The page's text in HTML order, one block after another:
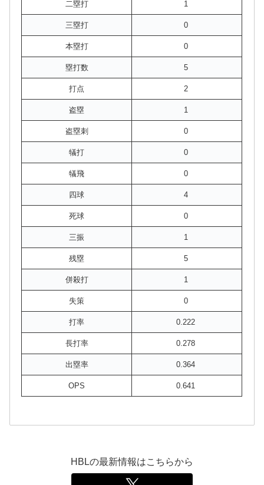
二塁打 1
三塁打 0
本塁打 0
塁打数 5
打点 2
盗塁 1
盗塁刺 0
犠打 0
犠飛 0
四球 4
死球 0
三振 1
残塁 5
併殺打 1
失策 0
打率 0.222
長打率 0.278
出塁率 0.364
OPS 0.641
HBLの最新情報はこちらから